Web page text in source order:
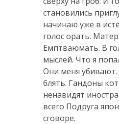
становились
начинаю уже в
голос орать.
Емптваюмать. В
мыслей. Что я
Они меня убивают.
блять. Гандоны
ненавидят
всего Подруга
сговоре.